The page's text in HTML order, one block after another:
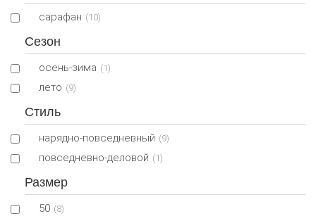
сарафан (10)
Сезон
осень-зима (1)
лето (9)
Стиль
нарядно-повседневный (9)
повседневно-деловой (1)
Размер
50 (8)